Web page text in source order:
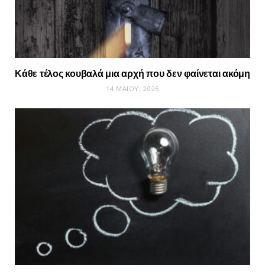
Κάθε τέλος κουβαλά μια αρχή που δεν φαίνεται ακόμη
14 ΜΑΪ́ΟΥ, 2026